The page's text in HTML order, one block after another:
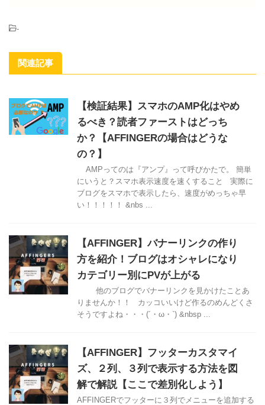
-
関連記事
【検証結果】スマホのAMP化はやめ
るべき？読者ファーストはどっち
か？【AFFINGERの場合はどうな
の？】
AMPってのは『アンプ』って呼びかたで。 簡単
にいうと？スマホ表示速度を速くすること 実際に
ブログをスマホで表示したら、速度がめっちゃ早
い！！！！！ &nbs ...
【AFFINGER】バナーリンクの作り
方を紹介！ブログはオシャレになり
カテゴリー別にPVが上がる
他のブログでバナーリンクを見かけたことあ
りませんか！！ カッコいいけど作るのめんどくさ
そうですよね・・・(´・ω・`) &nbsp ...
【AFFINGER】フッターカスタマイ
ズ、２列、３列で表示する方法を図
解で解説【ここで差別化しよう】
AFFINGERでフッターに３列でメニューを追加する